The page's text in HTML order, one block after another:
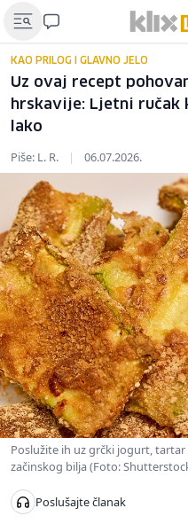
KAO PRILOG I GLAVNO JELO
Uz ovaj recept
hrskavije: Ljetni
lako
Piše: L. R. | 06.07.2026.
Poslužite ih uz grčki jogurt,
začinskog bilja (Foto:
Poslušajte članak